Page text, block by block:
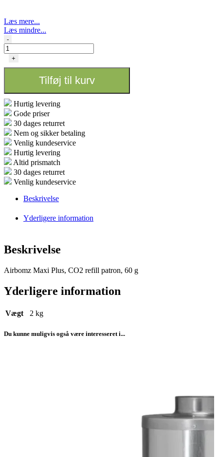
Læs mere...
Læs mindre...
AIRBOMZ
CO2
-
-
+
Tilføj til kurv
Hurtig levering
Gode priser
30 dages returret
Nem og sikker betaling
Venlig kundeservice
Hurtig levering
Altid prismatch
30 dages returret
Venlig kundeservice
Beskrivelse
Yderligere information
Beskrivelse
Airbomz Maxi Plus, CO2 refill patron, 60 g
Yderligere information
Vægt 2 kg
Du kunne muligvis også være interesseret i...